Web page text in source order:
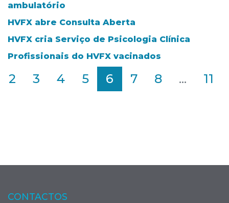
ambulatório
HVFX abre Consulta Aberta
HVFX cria Serviço de Psicologia Clínica
Profissionais do HVFX vacinados
2 3 4 5 6 7 8 ... 11
CONTACTOS